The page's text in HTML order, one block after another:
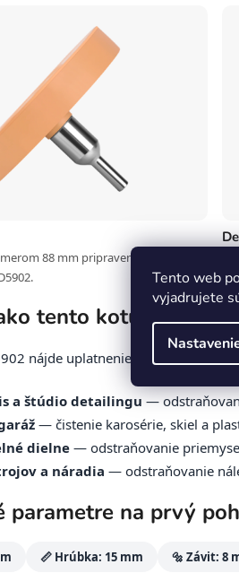
Tento web
vyjadrujete
88 mm pripravený na okamžité
tento kotúč
nájde uplatnenie všade tam, kde
a štúdio detailingu —
— čistenie karosérie, skiel a
dielne — odstraňovanie
a náradia — odstraňovanie
parametre na prvý
📏 Hrúbka: 15 mm 🔩 Závit: 8